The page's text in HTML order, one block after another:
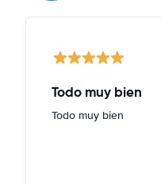
Todo muy bien
Todo muy bien